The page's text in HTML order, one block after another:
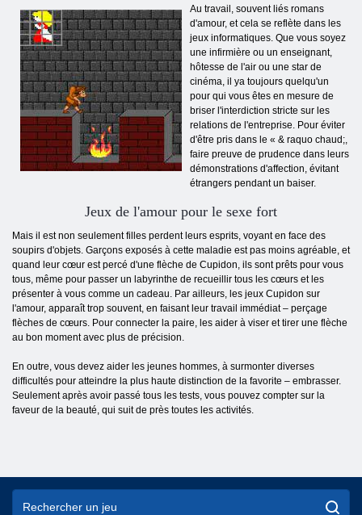
Au travail, souvent liés romans
d'amour, et cela se reflète dans les
jeux informatiques. Que vous soyez
une infirmière ou un enseignant,
hôtesse de l'air ou une star de
cinéma, il ya toujours quelqu'un
pour qui vous êtes en mesure de
briser l'interdiction stricte sur les
relations de l'entreprise. Pour éviter
d'être pris dans le « & raquo chaud;,
faire preuve de prudence dans leurs
démonstrations d'affection, évitant
étrangers pendant un baiser.
Jeux de l'amour pour le sexe fort
Mais il est non seulement filles perdent leurs esprits, voyant en face des
soupirs d'objets. Garçons exposés à cette maladie est pas moins agréable, et
quand leur cœur est percé d'une flèche de Cupidon, ils sont prêts pour vous
tous, même pour passer un labyrinthe de recueillir tous les cœurs et les
présenter à vous comme un cadeau. Par ailleurs, les jeux Cupidon sur
l'amour, apparaît trop souvent, en faisant leur travail immédiat – perçage
flèches de cœurs. Pour connecter la paire, les aider à viser et tirer une flèche
au bon moment avec plus de précision.
En outre, vous devez aider les jeunes hommes, à surmonter diverses
difficultés pour atteindre la plus haute distinction de la favorite – embrasser.
Seulement après avoir passé tous les tests, vous pouvez compter sur la
faveur de la beauté, qui suit de près toutes les activités.